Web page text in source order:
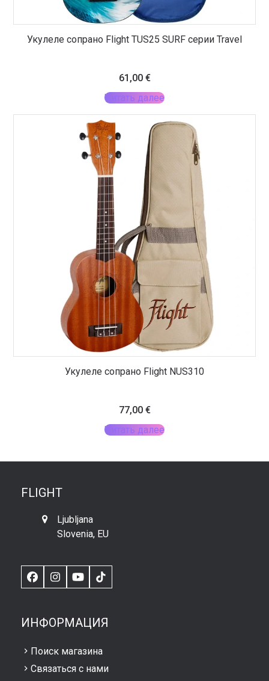
Укулеле сопрано Flight TUS25 SURF серии Travel
61,00 €
Читать далее
Укулеле сопрано Flight NUS310
77,00 €
Читать далее
FLIGHT
Ljubljana
Slovenia, EU
FacebookInstagram
YouTubeTikTok
ИНФОРМАЦИЯ
Поиск магазина
Связаться с нами